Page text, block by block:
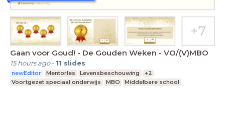
Gaan voor Goud! - De Gouden Weken - VO/(V)MBO
15 hours ago- 11 slides
newEditor Mentorles Levensbeschouwing
+2
Voortgezet speciaal onderwijs
MBO Middelbare school